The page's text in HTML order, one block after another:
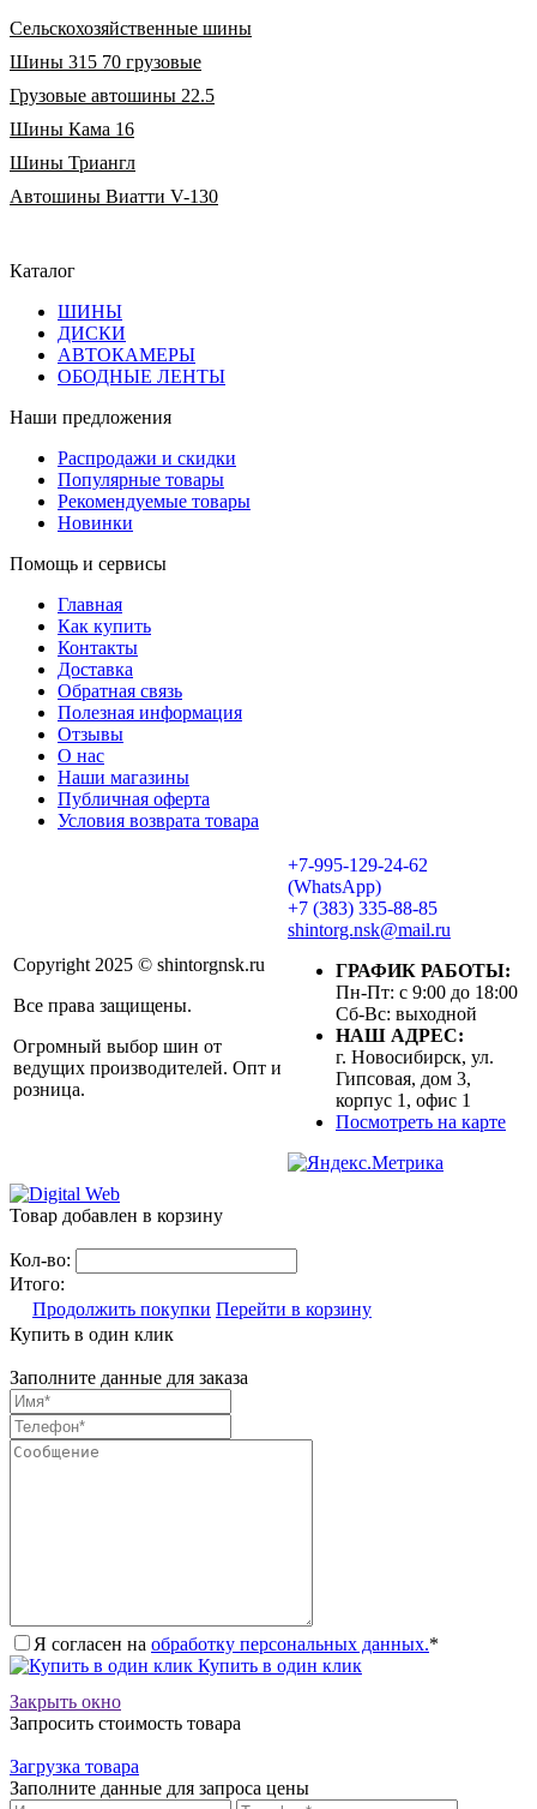
Сельскохозяйственные шины
Шины 315 70 грузовые
Грузовые автошины 22.5
Шины Кама 16
Шины Триангл
Автошины Виатти V-130
Каталог
ШИНЫ
ДИСКИ
АВТОКАМЕРЫ
ОБОДНЫЕ ЛЕНТЫ
Наши предложения
Распродажи и скидки
Популярные товары
Рекомендуемые товары
Новинки
Помощь и сервисы
Главная
Как купить
Контакты
Доставка
Обратная связь
Полезная информация
Отзывы
О нас
Наши магазины
Публичная оферта
Условия возврата товара
Copyright 2025 © shintorgnsk.ru
Все права защищены.
Огромный выбор шин от
ведущих производителей. Опт и
розница.
+7-995-129-24-62
(WhatsApp)
+7 (383) 335-88-85
shintorg.nsk@mail.ru
ГРАФИК РАБОТЫ:
Пн-Пт: с 9:00 до 18:00
Сб-Вс: выходной
НАШ АДРЕС:
г. Новосибирск, ул.
Гипсовая, дом 3,
корпус 1, офис 1
Посмотреть на карте
Товар добавлен в корзину
Кол-во:
Итого:
Продолжить покупки Перейти в корзину
Купить в один клик
Заполните данные для заказа
Я согласен на обработку персональных данных.*
Купить в один клик
Закрыть окно
Запросить стоимость товара
Загрузка товара
Заполните данные для запроса цены